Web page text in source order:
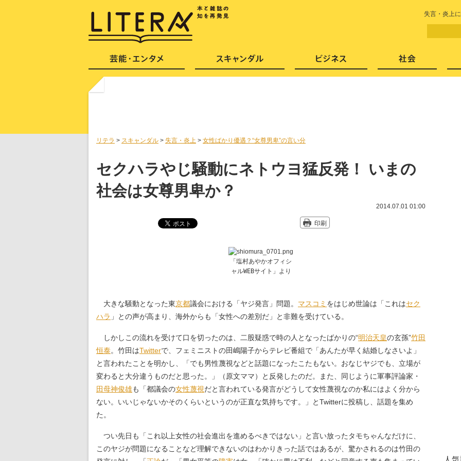
失言・炎上
リテラ > スキャンダル > 失言・炎上 > 女性ばかり優遇？“女尊男卑”の言い分
セクハラやじ騒動にネトウヨ猛反発！ いまの
社会は女尊男卑か？
2014.07.01 01:00
印刷
「塩村あやかオフィシ
ャルWEBサイト」より
大きな騒動となった東京都議会における「ヤジ発言」問題。 マスコミ をはじめ世論は「これはセク
ハラ 」との声が高まり、海外からも「女性への差別だ」と非難を受けている。
しかしこの流れを受けて口を切ったのは、二股疑惑で時の人となったばかりの“明治天皇の玄孫”竹田
恒泰。竹田はTwitterで、フェミニストの田嶋陽子からテレビ番組で「あんたが早く結婚しなさいよ」
と言われたことを明かし、「でも男性蔑視などと話題になったこたもない。おなじヤジでも、立場が
変わると大分違うものだと思った。」（原文ママ）と反発したのだ。また、同じように軍事評論家・
田母神俊雄も「都議会の女性蔑視だと言われている発言がどうして女性蔑視なのか私にはよく分から
ない。いいじゃないかそのくらいというのが正直な気持ちです。」とTwitterに投稿し、話題を集め
た。
つい先日も「これ以上女性の社会進出を進めるべきではない」と言い放ったタモちゃんなだけに、
このヤジが問題になることなど理解できないのはわかりきった話ではあるが、驚かされるのは竹田の
芸能・エンタメ スキャンダル